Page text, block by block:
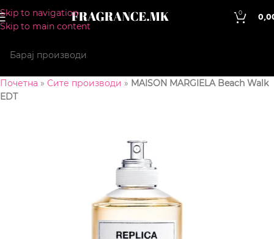
Skip to navigation
Skip to main content
0
Почетна » Сите производи » MAISON MARGIELA Beach Walk
EDT